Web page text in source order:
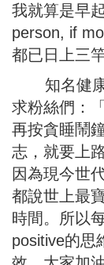
我就算是早
person, if
都已日上三
知名健康
求粉絲們：
再按貪睡鬧
志，就要上
因為現今世
都說世上最
時間。所以
positive的思